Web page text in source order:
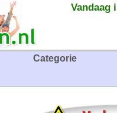
Vandaag
Categorie